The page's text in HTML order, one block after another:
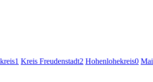
1 Kreis Freudenstadt2 Hohenlohekreis0